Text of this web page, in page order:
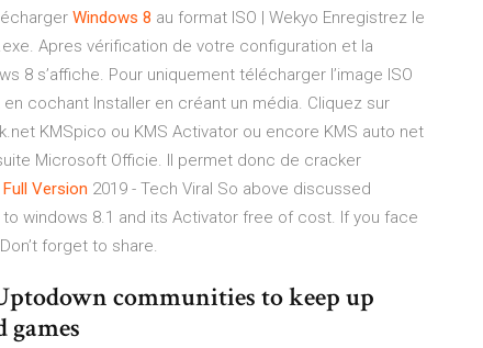
Windows 8 au format ISO | Wekyo Enregistrez le
Apres vérification de votre configuration et la
8 s’affiche. Pour uniquement télécharger l’image ISO
cochant Installer en créant un média. Cliquez sur
KMSpico ou KMS Activator ou encore KMS auto net
Microsoft Officie. Il permet donc de cracker
Version 2019 - Tech Viral So above discussed
windows 8.1 and its Activator free of cost. If you face
forget to share.
communities to keep up